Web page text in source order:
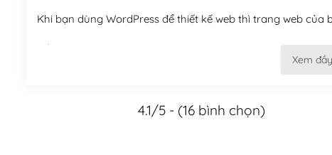
Khi bạn dùng WordPress để thiết kế web thì trang web
Tối ưu hóa công cụ tìm kiếm
Khi bạn sử dụng WordPress, thì vấn đề giao diện của bạn
Xem
4.1/5 - (16 bình chọn)